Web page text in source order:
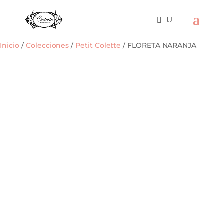
Inicio /Colecciones / Petit Colette / FLORETA NARANJA